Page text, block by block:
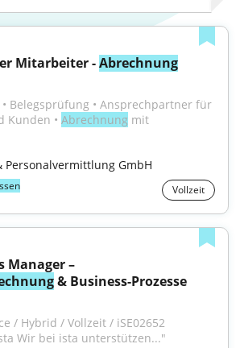
Mitarbeiter - Abrechnung
Belegsprüfung • Ansprechpartner für
Kunden • Abrechnung mit
Personalvermittlung GmbH
Vollzeit
Manager –
& Business-Prozesse
/ Hybrid / Vollzeit / iSE02652
Wir bei ista unter­stützen..."